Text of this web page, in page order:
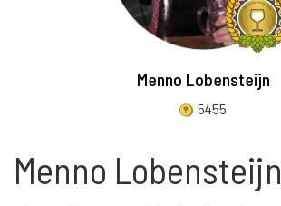
Menno Lobensteijn
5455
Menno Lobensteijn